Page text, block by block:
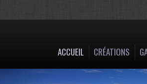
ACCUEIL CRÉATIONS